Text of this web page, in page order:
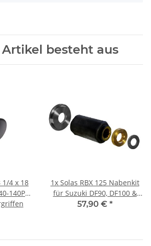
Artikel besteht aus
1/4 x 18
140PS
1x Solas RBX 125 Nabenkit
für Suzuki DF90, DF100 &
DF115
57,90 € *